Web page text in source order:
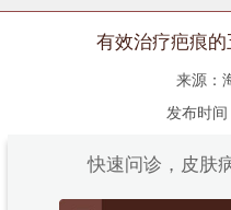
有效治疗疤痕
来源：
发布时
快速问诊，皮肤